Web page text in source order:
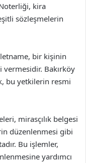
kira
sözleşmelerin
bir kişinin
Bakırköy
bu yetkilerin resmi
mirasçılık belgesi
düzenlenmesi gibi
Bu işlemler,
yardımcı